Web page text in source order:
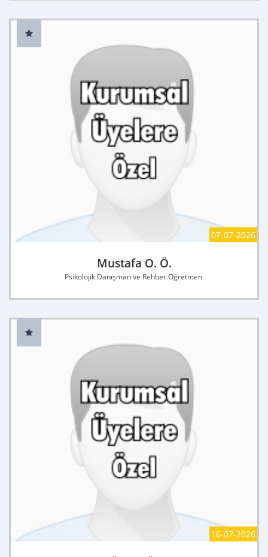
07-07-2026
Mustafa O. Ö.
Psikolojik Danışman ve Rehber Öğretmen
16-07-2026